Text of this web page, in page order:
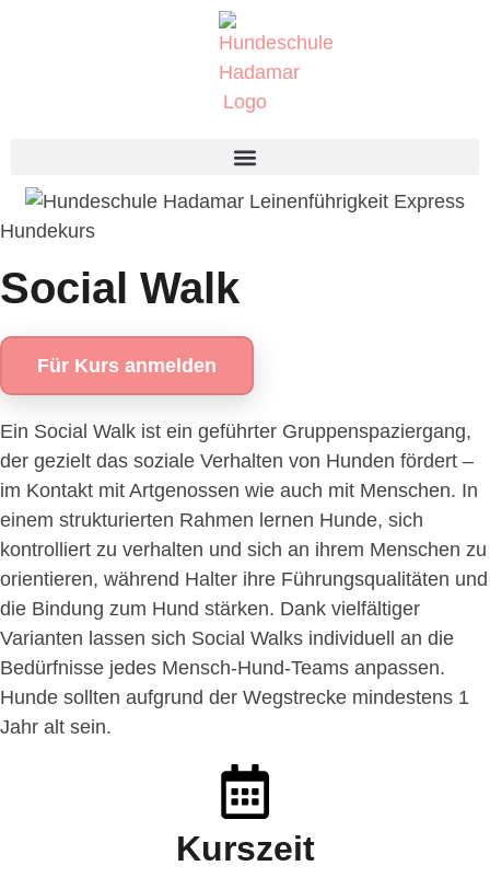
Hundekurs
Social Walk
Für Kurs anmelden
Ein Social Walk ist ein geführter Gruppenspaziergang,
der gezielt das soziale Verhalten von Hunden fördert –
im Kontakt mit Artgenossen wie auch mit Menschen. In
einem strukturierten Rahmen lernen Hunde, sich
kontrolliert zu verhalten und sich an ihrem Menschen zu
orientieren, während Halter ihre Führungsqualitäten und
die Bindung zum Hund stärken. Dank vielfältiger
Varianten lassen sich Social Walks individuell an die
Bedürfnisse jedes Mensch-Hund-Teams anpassen.
Hunde sollten aufgrund der Wegstrecke mindestens 1
Jahr alt sein.
Kurszeit